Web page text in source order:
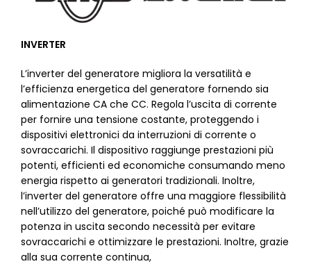
INVERTER
L’inverter del generatore migliora la versatilità e
l’efficienza energetica del generatore fornendo sia
alimentazione CA che CC. Regola l’uscita di corrente
per fornire una tensione costante, proteggendo i
dispositivi elettronici da interruzioni di corrente o
sovraccarichi. Il dispositivo raggiunge prestazioni più
potenti, efficienti ed economiche consumando meno
energia rispetto ai generatori tradizionali. Inoltre,
l’inverter del generatore offre una maggiore flessibilità
nell’utilizzo del generatore, poiché può modificare la
potenza in uscita secondo necessità per evitare
sovraccarichi e ottimizzare le prestazioni. Inoltre, grazie
alla sua corrente continua,